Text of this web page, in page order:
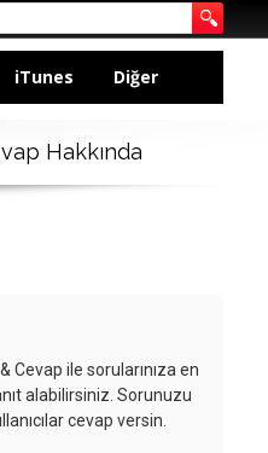
iTunes Diğer
Hakkında
Cevap ile sorularınıza en
alabilirsiniz. Sorunuzu
cevap versin.